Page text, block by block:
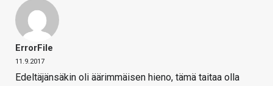
ErrorFile
11.9.2017
Edeltäjänsäkin oli äärimmäisen hieno, tämä taitaa olla